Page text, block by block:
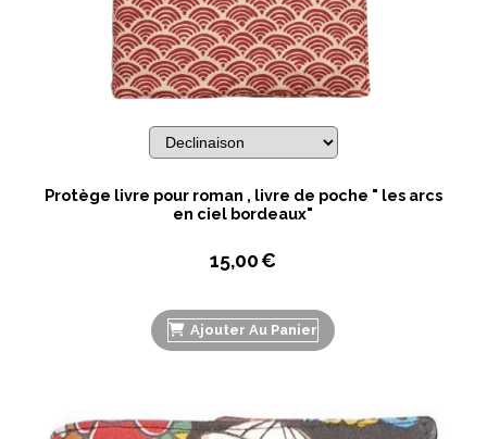
Protège livre pour roman , livre de poche " les arcs
en ciel bordeaux"
15,00€
Ajouter Au Panier